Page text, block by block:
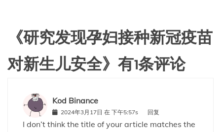
《研究发现孕妇接种新冠疫苗
对新生儿安全》有1条评论
Kod Binance
2024年3月17日 在 下午5:57s 回复
I don’t think the title of your article matches the